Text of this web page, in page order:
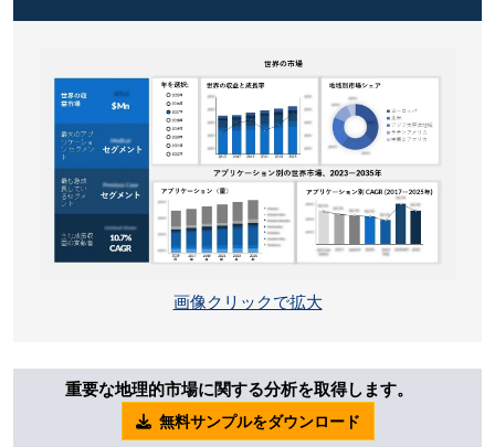
画像クリックで拡大
重要な地理的市場に関する分析を取得します。
無料サンプルをダウンロード